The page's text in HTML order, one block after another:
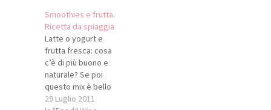
Smoothies e frutta.
Ricetta da spiaggia
Latte o yogurt e
frutta fresca: cosa
c’è di più buono e
naturale? Se poi
questo mix è bello
fresco e pronto da
29 Luglio 2011